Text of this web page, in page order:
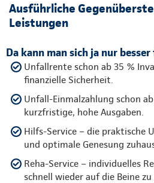
Ausführliche
Leistungen
Da kann man sich ja nur
Unfallrente schon ab 35 %
finanzielle Sicherheit.
Unfall-Einmalzahlung schon
kurzfristige, hohe Ausgaben.
Hilfs-Service – die praktische
und optimale Genesung
Reha-Service – individuelles
schnell wieder auf die Beine zu